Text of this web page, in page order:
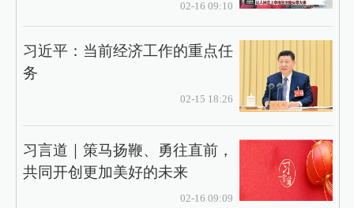
02-16 09:10
习近平：当前经济工作的重点任
务
02-15 18:26
习言道｜策马扬鞭、勇往直前，
共同开创更加美好的未来
02-16 09:09